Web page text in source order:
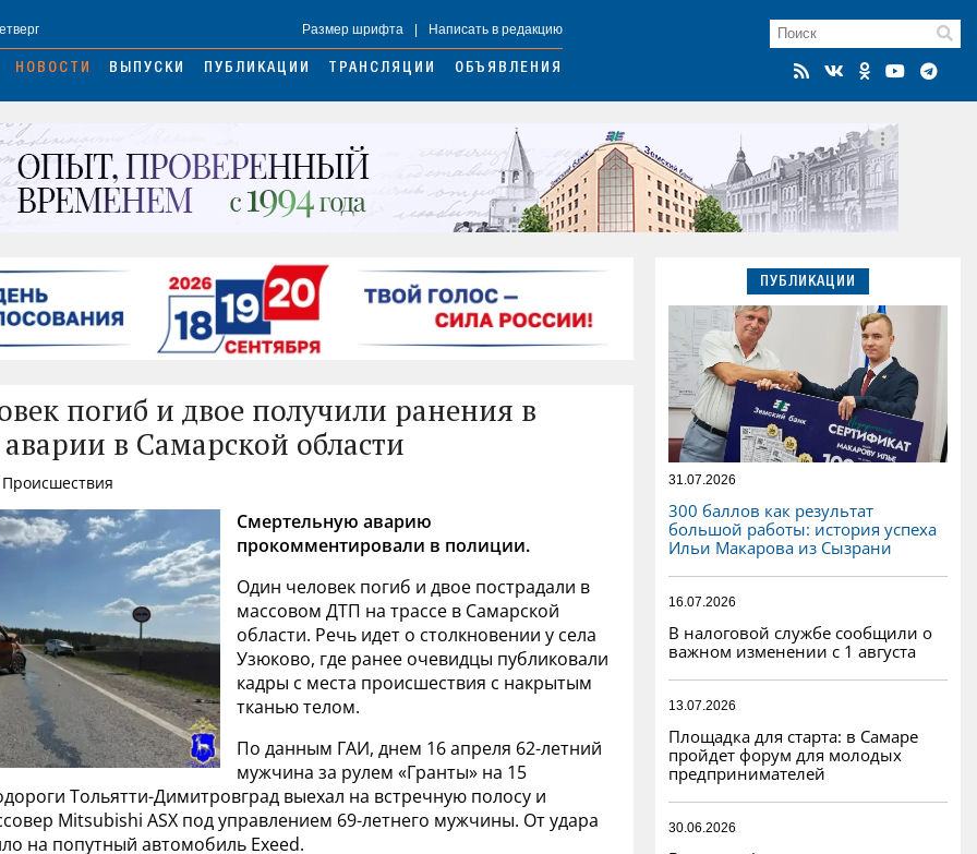
Размер шрифта Написать в редакцию
НОВОСТИ ВЫПУСКИ ПУБЛИКАЦИИ ТРАНСЛЯЦИИ ОБЪЯВЛЕНИЯ
погиб и двое получили ранения в
в Самарской области
Смертельную аварию
прокомментировали в полиции.
Один человек погиб и двое пострадали в
массовом ДТП на трассе в Самарской
области. Речь идет о столкновении у села
Узюково, где ранее очевидцы публиковали
кадры с места происшествия с накрытым
тканью телом.
По данным ГАИ, днем 16 апреля 62-летний
мужчина за рулем «Гранты» на 15
Тольятти-Димитровград выехал на встречную полосу и
Mitsubishi ASX под управлением 69-летнего мужчины. От удара
на попутный автомобиль Exeed.
ПУБЛИКАЦИИ
31.07.2026
300 баллов как результат
большой работы: история успеха
Ильи Макарова из Сызрани
16.07.2026
В налоговой службе сообщили о
важном изменении с 1 августа
13.07.2026
Площадка для старта: в Самаре
пройдет форум для молодых
предпринимателей
30.06.2026